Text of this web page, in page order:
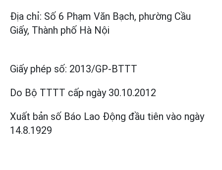
Địa chỉ: Số 6 Phạm Văn Bạch, phường Cầu
Giấy, Thành phố Hà Nội
Giấy phép số: 2013/GP-BTTT
Do Bộ TTTT cấp ngày 30.10.2012
Xuất bản số Báo Lao Động đầu tiên vào ngày
14.8.1929